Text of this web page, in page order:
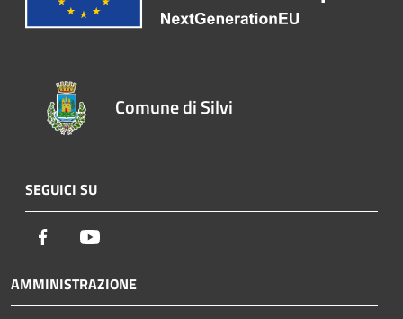
Comune di Silvi
SEGUICI SU
Facebook
AMMINISTRAZIONE